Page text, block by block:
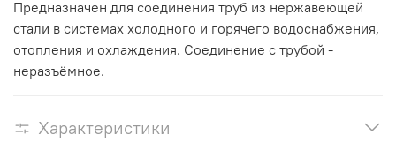
Предназначен для соединения труб из нержавеющей
стали в системах холодного и горячего водоснабжения,
отопления и охлаждения. Соединение с трубой -
неразъёмное.
Характеристики